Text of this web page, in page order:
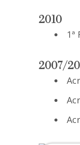
2010
1ª
2007/